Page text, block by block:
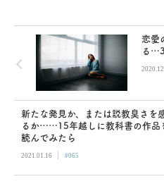
恋愛
る
新たな発見か、または説教臭さを
るか……15年越しに教科書の作品
読んでみたら
2021.01.16 | #065